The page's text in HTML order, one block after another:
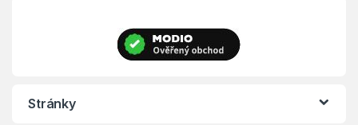
Stránky